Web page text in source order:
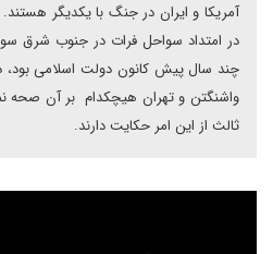
آمریکا و ایران در جنگ با یکدیگر
در امتداد سواحل فرات در جنوب شرق
چند سال پیش کانون دولت اسلامی
واشنگتن و تهران هیچکدام بر آن صحه
ثالث از این امر حکایت دارند.